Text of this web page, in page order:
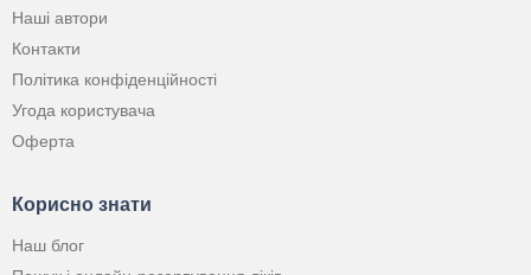
Наші автори
Контакти
Політика конфіденційності
Угода користувача
Оферта
Корисно знати
Наш блог